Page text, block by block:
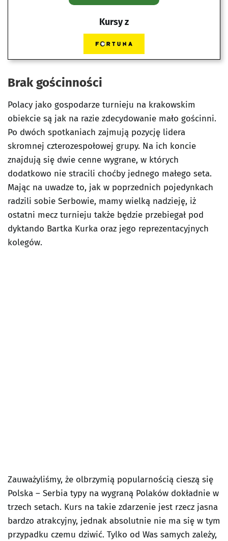
Kursy z
Brak gościnności
Polacy jako gospodarze turnieju na krakowskim
obiekcie są jak na razie zdecydowanie mało gościnni.
Po dwóch spotkaniach zajmują pozycję lidera
skromnej czterozespołowej grupy. Na ich koncie
znajdują się dwie cenne wygrane, w których
dodatkowo nie stracili choćby jednego małego seta.
Mając na uwadze to, jak w poprzednich pojedynkach
radzili sobie Serbowie, mamy wielką nadzieję, iż
ostatni mecz turnieju także będzie przebiegał pod
dyktando Bartka Kurka oraz jego reprezentacyjnych
kolegów.
Zauważyliśmy, że olbrzymią popularnością cieszą się
Polska – Serbia typy na wygraną Polaków dokładnie w
trzech setach. Kurs na takie zdarzenie jest rzecz jasna
bardzo atrakcyjny, jednak absolutnie nie ma się w tym
przypadku czemu dziwić. Tylko od Was samych zależy,